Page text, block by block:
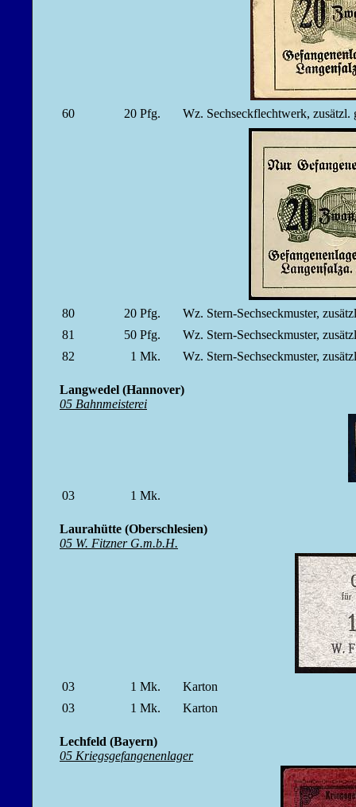
60 20 Pfg. Wz. Sechseckflechtwerk,
80 20 Pfg.
Wz. Stern-Sechseckmuster,
81
50 Pfg.
Wz. Stern-Sechseckmuster,
82
1 Mk. Wz. Stern-Sechseckmuster,
Langwedel (Hannover)
05 Bahnmeisterei
03 1 Mk.
Laurahütte (Oberschlesien)
05 W. Fitzner G.m.b.H.
03 1 Mk.
Karton
03
1 Mk. Karton
Lechfeld (Bayern)
05 Kriegsgefangenenlager